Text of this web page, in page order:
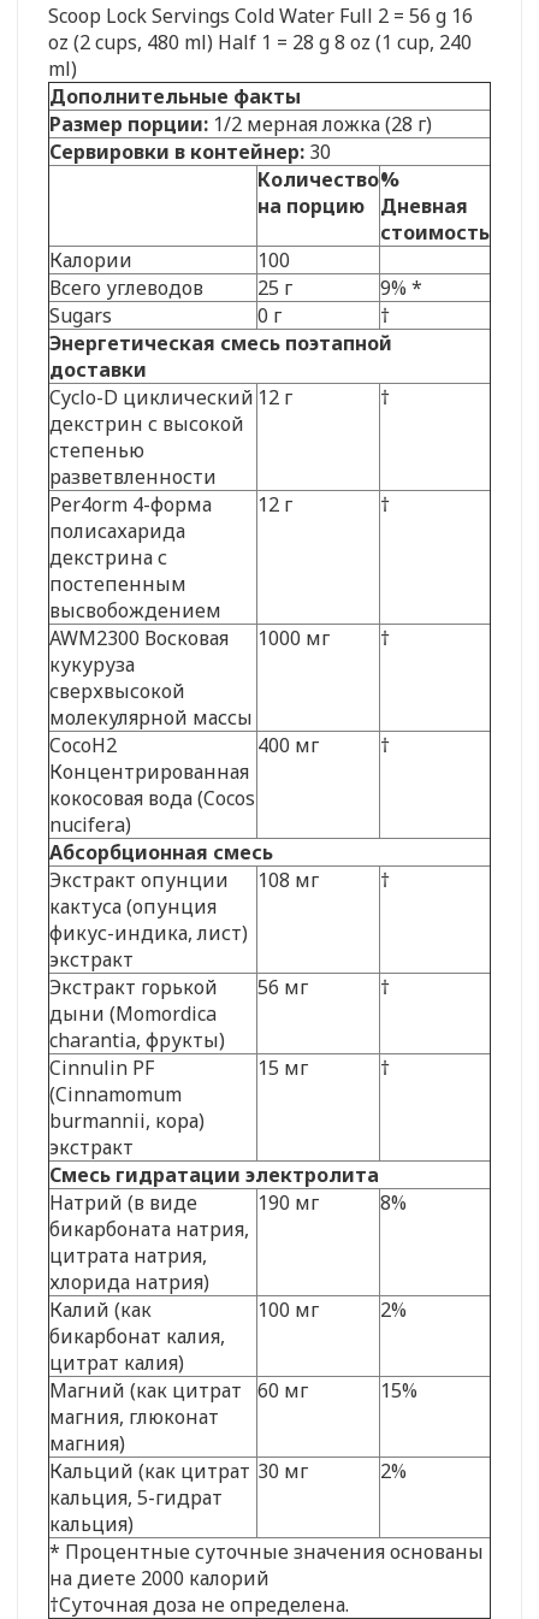
Scoop Lock Servings Cold Water Full 2 = 56 g 16
oz (2 cups, 480 ml) Half 1 = 28 g 8 oz (1 cup, 240
ml)
Дополнительные факты
Размер порции: 1/2 мерная ложка (28 г)
Сервировки в контейнер: 30
Количество
на порцию
%
Дневная
стоимость
Калории
100
Всего углеводов
25 г
9% *
Sugars
0 г
†
Энергетическая смесь поэтапной
доставки
Cyclo-D циклический
декстрин с высокой
степенью
разветвленности
12 г †
Per4orm 4-форма
полисахарида
декстрина с
постепенным
высвобождением
12 г †
AWM2300 Восковая
кукуруза
сверхвысокой
молекулярной массы
1000 мг †
CocoH2
Концентрированная
кокосовая вода (Cocos
nucifera)
400 мг †
Абсорбционная смесь
Экстракт опунции
кактуса (опунция
фикус-индика, лист)
экстракт
108 мг †
Экстракт горькой
дыни (Momordica
charantia, фрукты)
56 мг †
Cinnulin PF
(Cinnamomum
burmannii, кора)
экстракт
15 мг †
Смесь гидратации электролита
Натрий (в виде
бикарбоната натрия,
цитрата натрия,
хлорида натрия)
190 мг 8%
Калий (как
бикарбонат калия,
цитрат калия)
100 мг 2%
Магний (как цитрат
магния, глюконат
магния)
60 мг 15%
Кальций (как цитрат
кальция, 5-гидрат
кальция)
30 мг 2%
* Процентные суточные значения основаны
на диете 2000 калорий
†Суточная доза не определена.